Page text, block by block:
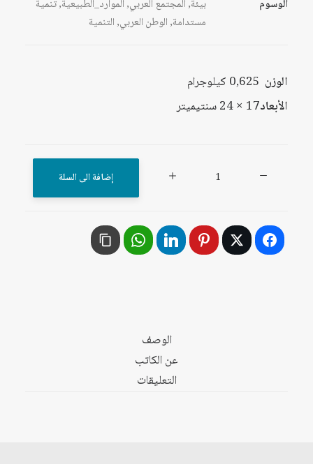
الوسوم
بيئة,المجتمع العربي,الموارد_الطبيعية,تنمية
مستدامة,الوطن العربي,التنمية
الوزن 0,625 كيلوجرام
الأبعاد17 × 24 سنتيميتر
والتنمية
المستدامة
إضافة الى السلة
الوصف
عن الكاتب
التعليقات